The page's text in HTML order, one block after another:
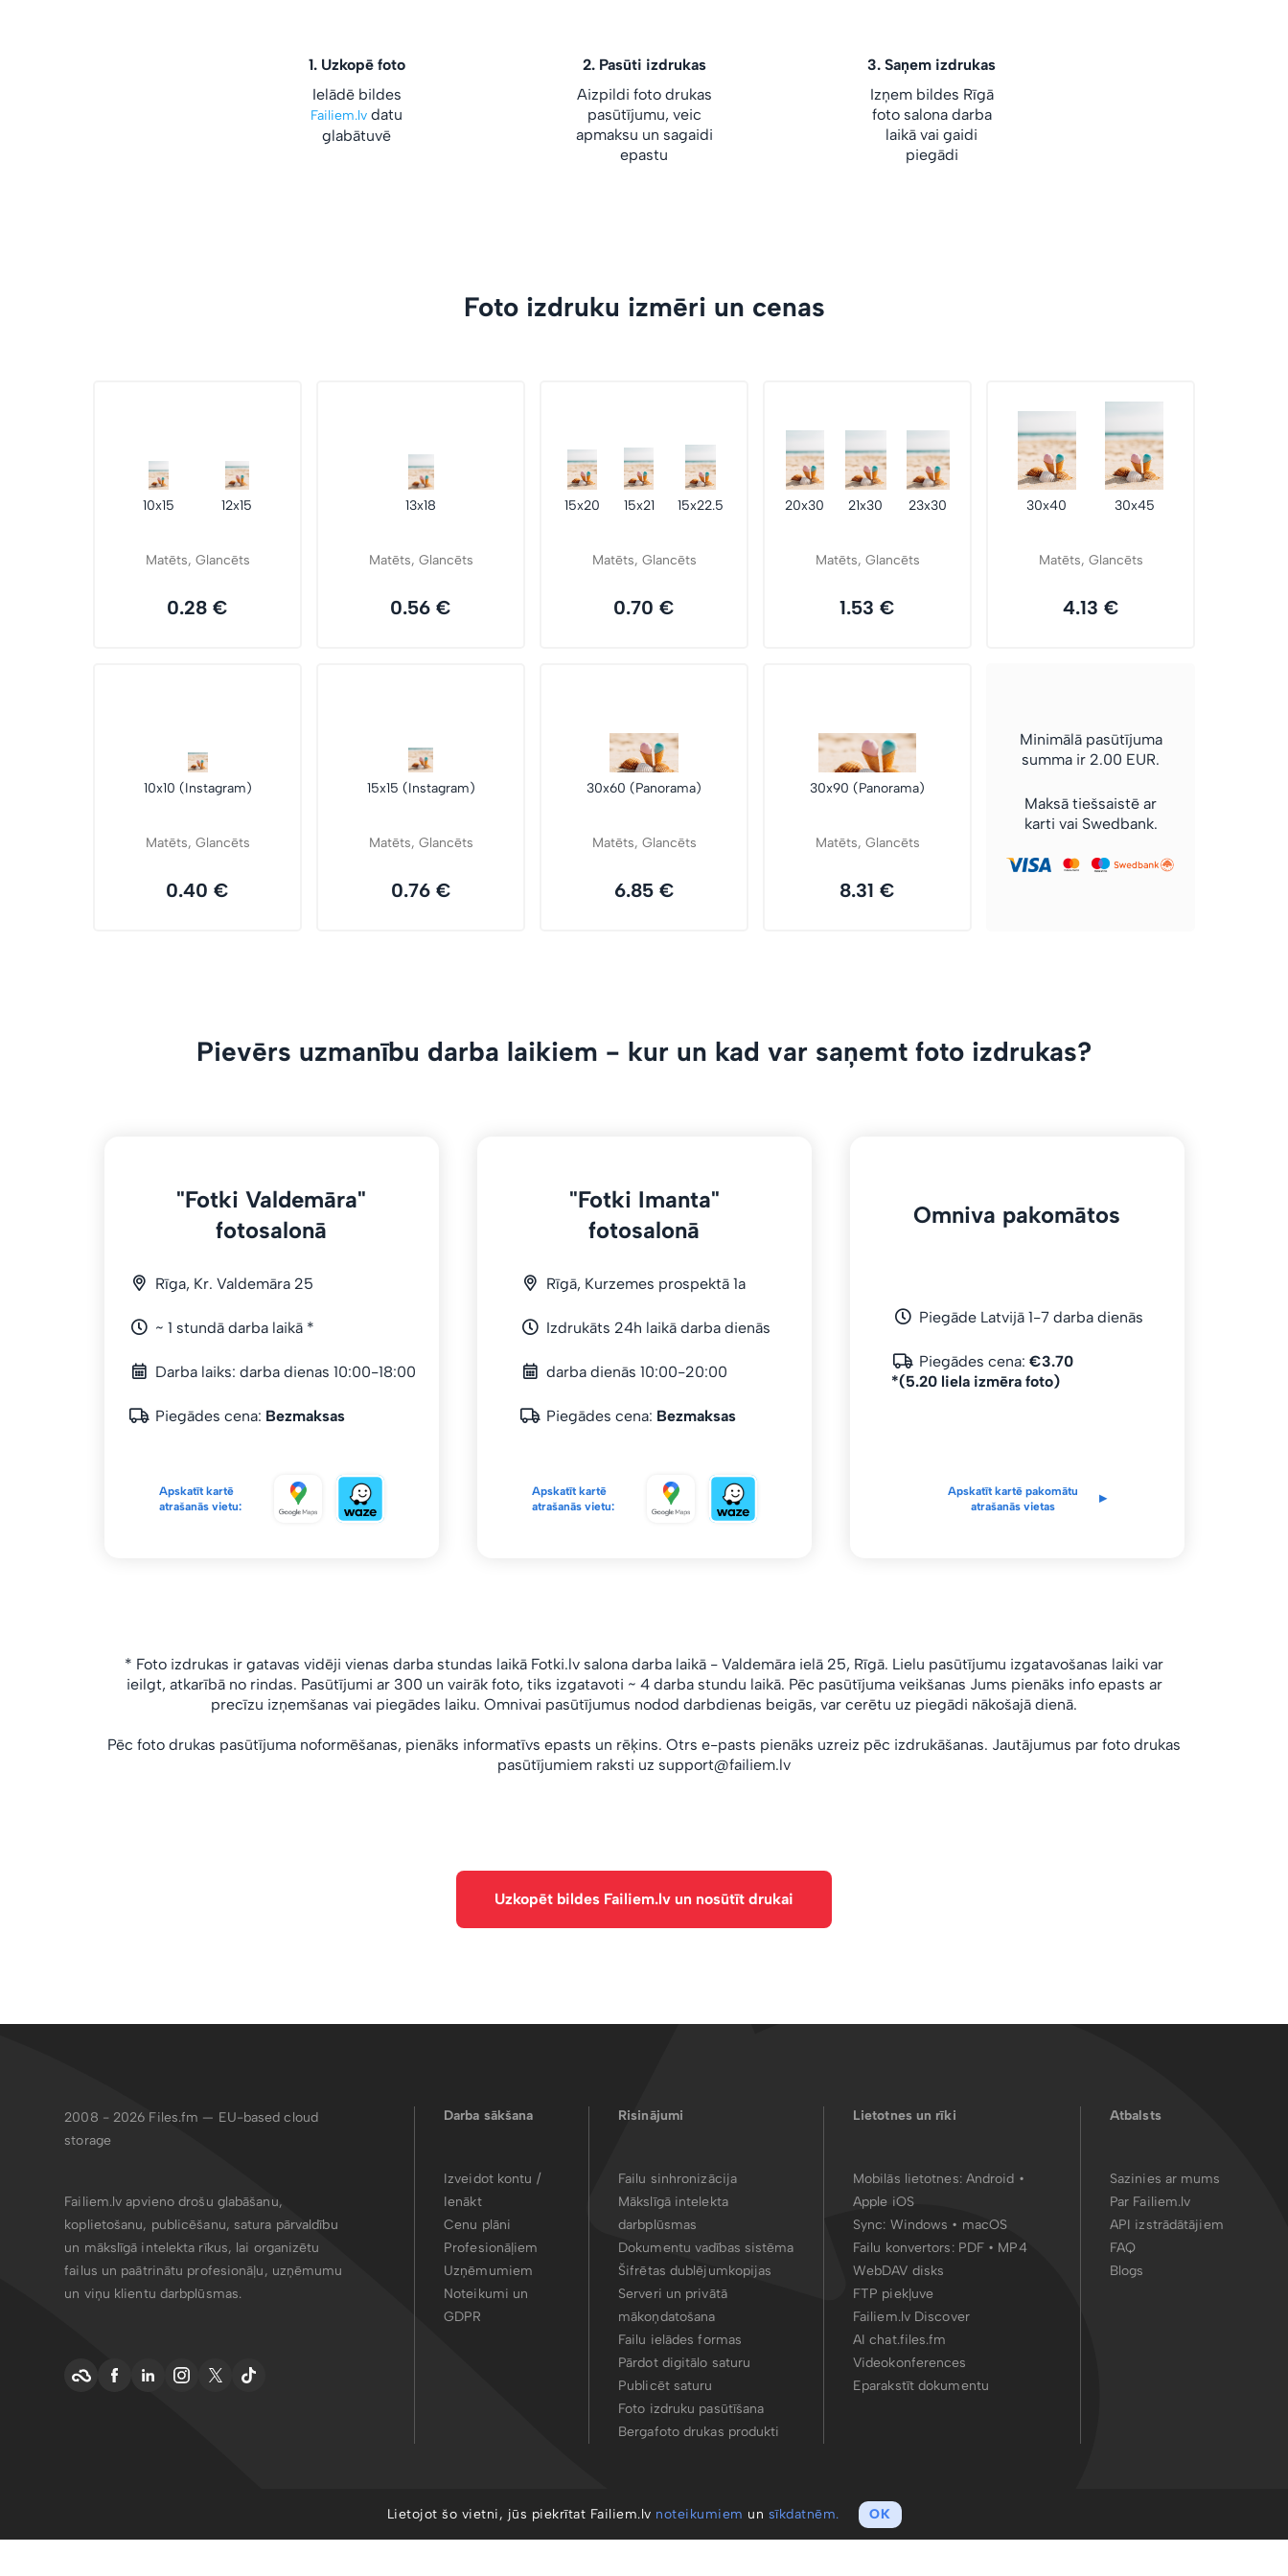
1.Uzkopē foto 2.Pasūti izdrukas 3. Saņem izdrukas
Ielādē bildes
Failiem.lv datu
glabātuvē
Aizpildi foto drukas
pasūtījumu, veic
apmaksu un sagaidi
epastu
Izņem bildes Rīgā
foto salona darba
laikā vai gaidi
piegādi
Foto izdruku izmēri un cenas
10x15 12x15
Matēts, Glancēts
0.28 €
13x18
Matēts, Glancēts
0.56 €
15x20 15x21 15x22.5
Matēts, Glancēts
0.70 €
20x30 21x30 23x30
Matēts, Glancēts
1.53 €
30x40 30x45
Matēts, Glancēts
4.13 €
10x10 (Instagram)
Matēts, Glancēts
0.40 €
15x15 (Instagram)
Matēts, Glancēts
0.76 €
30x60 (Panorama)
Matēts, Glancēts
6.85 €
30x90 (Panorama)
Matēts, Glancēts
8.31 €
Minimālā pasūtījuma
summa ir 2.00 EUR.
Maksā tiešsaistē ar
karti vai Swedbank.
Pievērs uzmanību darba laikiem - kur un kad var saņemt foto izdrukas?
"Fotki Valdemāra"
fotosalonā
Rīga, Kr. Valdemāra 25
~ 1 stundā darba laikā *
Darba laiks: darba dienas 10:00-18:00
Piegādes cena: Bezmaksas
Apskatīt kartē
atrašanās vietu:
"Fotki Imanta"
fotosalonā
Rīgā, Kurzemes prospektā 1a
Izdrukāts 24h laikā darba dienās
darba dienās 10:00-20:00
Piegādes cena: Bezmaksas
Apskatīt kartē
atrašanās vietu:
Omniva pakomātos
Piegāde Latvijā 1-7 darba dienās
Piegādes cena: €3.70
*(5.20 liela izmēra foto)
Apskatīt kartē pakomātu
atrašanās vietas
▸
* Foto izdrukas ir gatavas vidēji vienas darba stundas laikā Fotki.lv salona darba laikā - Valdemāra ielā 25, Rīgā. Lielu pasūtījumu izgatavošanas laiki var
ieilgt, atkarībā no rindas. Pasūtījumi ar 300 un vairāk foto, tiks izgatavoti ~ 4 darba stundu laikā. Pēc pasūtījuma veikšanas Jums pienāks info epasts ar
precīzu izņemšanas vai piegādes laiku. Omnivai pasūtījumus nodod darbdienas beigās, var cerētu uz piegādi nākošajā dienā.
Pēc foto drukas pasūtījuma noformēšanas, pienāks informatīvs epasts un rēķins. Otrs e-pasts pienāks uzreiz pēc izdrukāšanas. Jautājumus par foto drukas
pasūtījumiem raksti uz support@failiem.lv
Uzkopēt bildes Failiem.lv un nosūtīt drukai
2008 - 2026 Files.fm — EU-based cloud
storage
Failiem.lv apvieno drošu glabāšanu,
koplietošanu, publicēšanu, satura pārvaldību
un mākslīgā intelekta rīkus, lai organizētu
failus un paātrinātu profesionāļu, uzņēmumu
un viņu klientu darbplūsmas.
Darba sākšana
Izveidot kontu /
Ienākt
Cenu plāni
Profesionāļiem
Uzņēmumiem
Noteikumi un
GDPR
Risinājumi
Failu sinhronizācija
Mākslīgā intelekta
darbplūsmas
Dokumentu vadības sistēma
Šifrētas dublējumkopijas
Serveri un privātā
mākoņdatošana
Failu ielādes formas
Pārdot digitālo saturu
Publicēt saturu
Foto izdruku pasūtīšana
Bergafoto drukas produkti
Lietotnes un rīki
Mobilās lietotnes: Android •
Apple iOS
Sync: Windows • macOS
Failu konvertors: PDF • MP4
WebDAV disks
FTP piekļuve
Failiem.lv Discover
AI chat.files.fm
Videokonferences
Eparakstīt dokumentu
Atbalsts
Sazinies ar mums
Par Failiem.lv
API izstrādātājiem
FAQ
Blogs
Lietojot šo vietni, jūs piekrītat Failiem.lv noteikumiem un sīkdatnēm. OK